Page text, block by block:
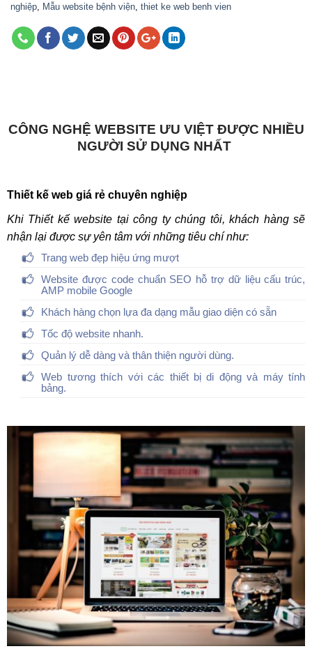
nghiệp
Mẫu website bệnh viện thiet ke web benh vien
CÔNG NGHỆ WEBSITE ƯU VIỆT ĐƯỢC NHIỀU
NGƯỜI SỬ DỤNG NHẤT
Thiết kế web giá rẻ chuyên nghiệp
Khi Thiết kế website tại công ty chúng tôi, khách hàng sẽ
nhận lại được sự yên tâm với những tiêu chí như:
Trang web đẹp hiệu ứng mượt
Website được code chuẩn SEO hỗ trợ dữ liệu cấu trúc,
AMP mobile Google
Khách hàng chọn lựa đa dạng mẫu giao diện có sẵn
Tốc độ website nhanh.
Quản lý dễ dàng và thân thiện người dùng.
Web tương thích với các thiết bị di động và máy tính
bảng.